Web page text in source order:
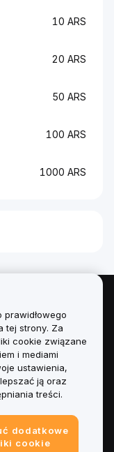
10 ARS
20 ARS
50 ARS
100 ARS
1000 ARS
tej strony. Za
cookie związane
i mediami
ustawienia,
ją oraz
treści.
dodatkowe
cookie